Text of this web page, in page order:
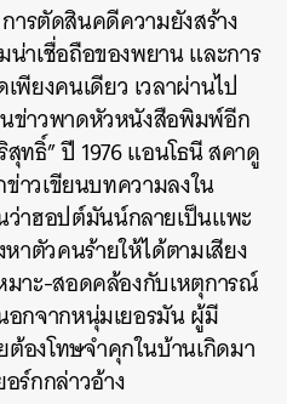
ตัดสินคดีความยังสร้าง
าเชื่อถือของพยาน และการ
ยงคนเดียว เวลาผ่านไป
ข่าวพาดหัวหนังสือพิมพ์อีก
ทธิ์” ปี 1976 แอนโธนี สคาดู
าวเขียนบทความลงใน
ว่าฮอปต์มันน์กลายเป็นแพะ
าตัวคนร้ายให้ได้ตามเสียง
มาะ-สอดคล้องกับเหตุการณ์
อกจากหนุ่มเยอรมัน ผู้มี
องโทษจำคุกในบ้านเกิดมา
ร์กกล่าวอ้าง